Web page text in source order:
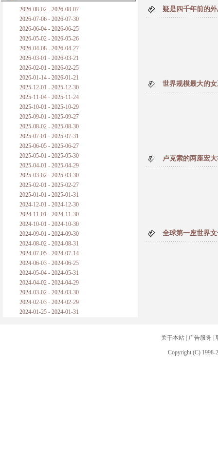
2026-08-02 - 2026-08-07
2026-07-06 - 2026-07-30
2026-06-04 - 2026-06-25
2026-05-02 - 2026-05-26
2026-04-08 - 2026-04-27
2026-03-01 - 2026-03-21
2026-02-01 - 2026-02-25
2026-01-14 - 2026-01-21
2025-12-01 - 2025-12-30
2025-11-04 - 2025-11-24
2025-10-01 - 2025-10-29
2025-09-01 - 2025-09-27
2025-08-02 - 2025-08-30
2025-07-01 - 2025-07-31
2025-06-05 - 2025-06-27
2025-05-01 - 2025-05-30
2025-04-01 - 2025-04-29
2025-03-02 - 2025-03-30
2025-02-01 - 2025-02-27
2025-01-01 - 2025-01-31
2024-12-01 - 2024-12-30
2024-11-01 - 2024-11-30
2024-10-01 - 2024-10-30
2024-09-01 - 2024-09-30
2024-08-02 - 2024-08-31
2024-07-05 - 2024-07-14
2024-06-03 - 2024-06-25
2024-05-04 - 2024-05-31
2024-04-02 - 2024-04-29
2024-03-02 - 2024-03-30
2024-02-03 - 2024-02-29
2024-01-25 - 2024-01-31
疑是四千年前的
世界规模最大的
卢克索的两座宏
全球第一座世界
关于本站| 广告服务
Copyright (C) 1998-